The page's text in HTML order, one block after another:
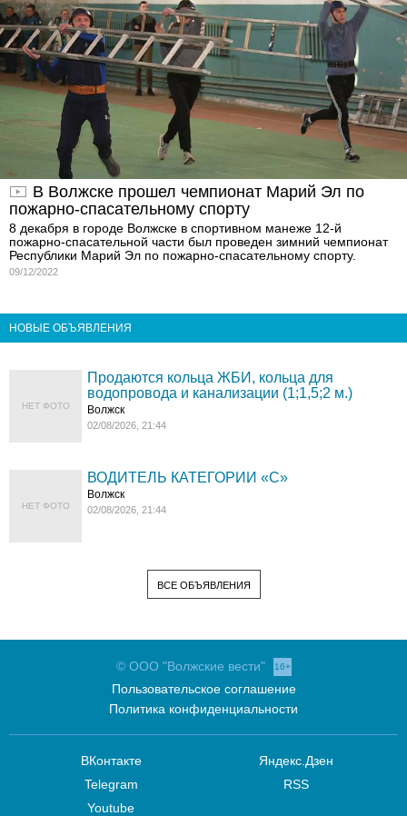
В Волжске прошел чемпионат Марий Эл по
пожарно-спасательному спорту
8 декабря в городе Волжске в спортивном манеже 12-й
пожарно-спасательной части был проведен зимний чемпионат
Республики Марий Эл по пожарно-спасательному спорту.
09/12/2022
НОВЫЕ ОБЪЯВЛЕНИЯ
НЕТ ФОТО
Продаются кольца ЖБИ, кольца для
водопровода и канализации (1;1,5;2 м.)
Волжск
02/08/2026, 21:44
НЕТ ФОТО
ВОДИТЕЛЬ КАТЕГОРИИ «C»
Волжск
02/08/2026, 21:44
ВСЕ ОБЪЯВЛЕНИЯ
© ООО "Волжские вести" 16+
Пользовательское соглашение
Политика конфиденциальности
ВКонтакте
Telegram
Youtube
Яндекс.Дзен
RSS